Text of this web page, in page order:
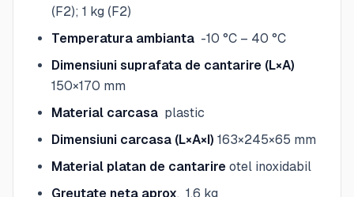
(F2); 1 kg (F2)
Temperatura ambianta -10 °C – 40 °C
Dimensiuni suprafata de cantarire (L×A)
150×170 mm
Material carcasa plastic
Dimensiuni carcasa (L×A×I) 163×245×65 mm
Material platan de cantarire otel inoxidabil
Greutate neta aprox. 1,6 kg